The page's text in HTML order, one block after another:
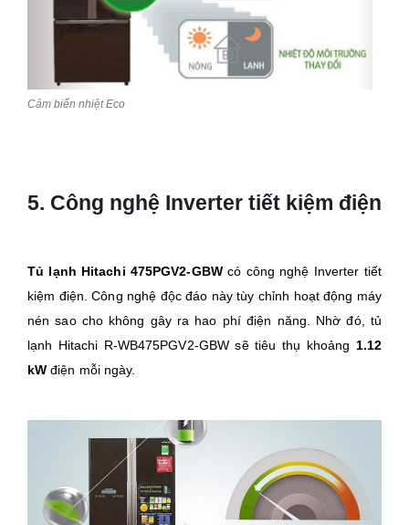
Cảm biến nhiệt Eco
5. Công nghệ Inverter tiết kiệm điện
Tủ lạnh Hitachi 475PGV2-GBWcó công nghệ Inverter tiết
kiệm điện. Công nghệ độc đáo này tùy chỉnh hoạt động máy
nén sao cho không gây ra hao phí điện năng. Nhờ đó, tủ
lạnh Hitachi R-WB475PGV2-GBW sẽ tiêu thụ khoảng 1.12
kW điện mỗi ngày.